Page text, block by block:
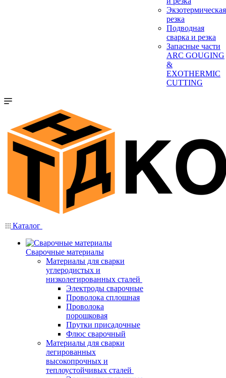
Экзотермическая
резка
Подводная
сварка и резка
Запасные части
ARC GOUGING
&
EXOTHERMIC
CUTTING
Каталог
Сварочные материалы
Материалы для сварки
углеродистых и
низколегированных сталей
Электроды сварочные
Проволока сплошная
Проволока
порошковая
Прутки присадочные
Флюс сварочный
Материалы для сварки
легированных
высокопрочных и
теплоустойчивых сталей